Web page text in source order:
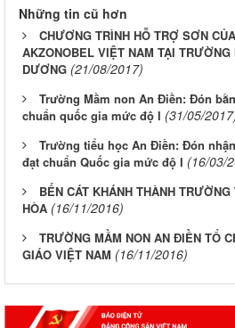
Những tin cũ hơn
CHƯƠNG TRÌNH HỖ TRỢ SƠN
AKZONOBEL VIỆT NAM TẠI
DƯƠNG (21/08/2017)
Trường Mầm non An Điền: Đón
chuẩn quốc gia mức độ I (31/05/
Trường tiểu học An Điền: Đón
đạt chuẩn Quốc gia mức độ I (16/03/
BẾN CÁT KHÁNH THÀNH
HÒA (16/11/2016)
TRƯỜNG MẦM NON AN ĐIỀN TỔ
GIÁO VIỆT NAM (16/11/2016)